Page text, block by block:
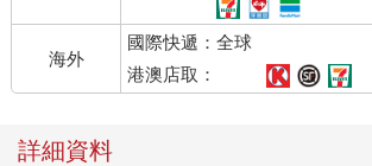
海外
國際快遞：全球
港澳店取：
詳細資料